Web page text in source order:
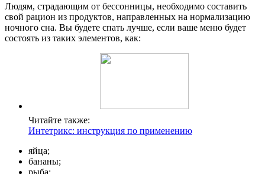
Людям, страдающим от бессонницы, необходимо составить
свой рацион из продуктов, направленных на нормализацию
ночного сна. Вы будете спать лучше, если ваше меню будет
состоять из таких элементов, как:
Читайте также:
Интетрикс: инструкция по применению
яйца;
бананы;
рыба;